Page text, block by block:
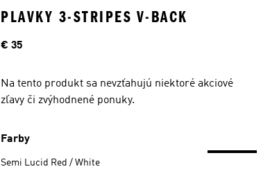
PLAVKY 3-STRIPES V-BACK
Cena
€ 35
Na tento produkt sa nevzťahujú niektoré akciové
zľavy či zvýhodnené ponuky.
Farby
Semi Lucid Red / White